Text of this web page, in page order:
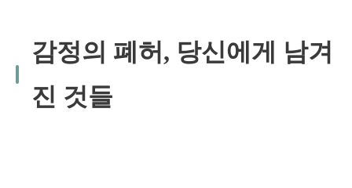
감정의 폐허, 당신에게 남겨
진 것들